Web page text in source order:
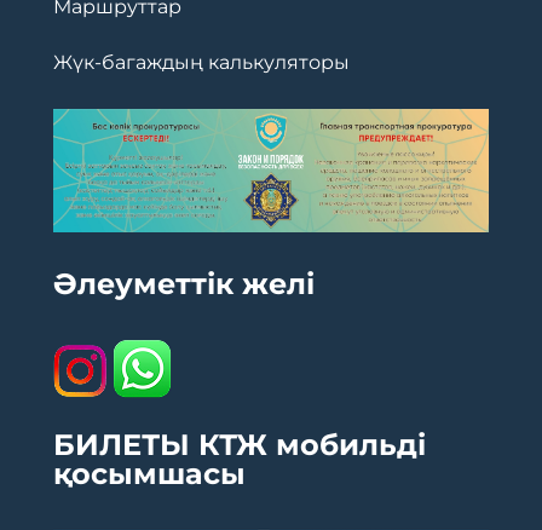
Маршруттар
Жүк-багаждың калькуляторы
Әлеуметтік желі
БИЛЕТЫ КТЖ мобильді
қосымшасы